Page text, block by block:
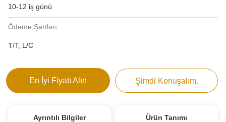
10-12 iş günü
Ödeme Şartları:
T/T, L/C
En İyi Fiyatı Alın Şimdi Konuşalım.
Ayrıntılı Bilgiler Ürün Tanımı